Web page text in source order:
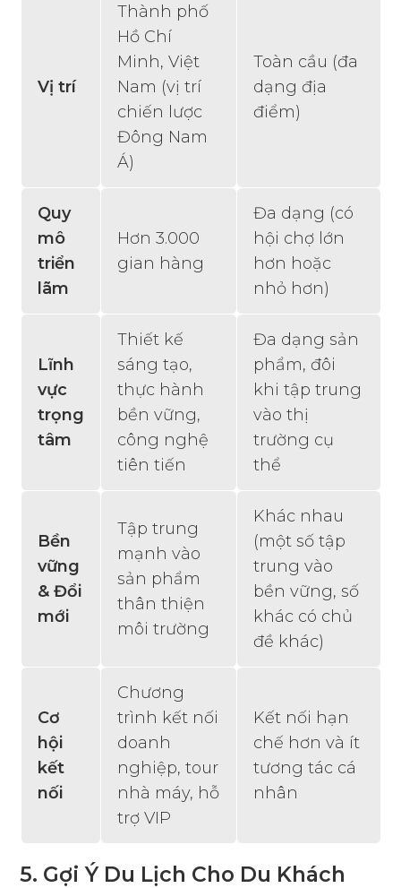
Vị trí
Thành phố
Hồ Chí
Minh, Việt
Nam (vị trí
chiến lược
Đông Nam
Á)
Toàn cầu (đa
dạng địa
điểm)
Quy
mô
triển
lãm
Hơn 3.000
gian hàng
Đa dạng (có
hội chợ lớn
hơn hoặc
nhỏ hơn)
Lĩnh
vực
trọng
tâm
Thiết kế
sáng tạo,
thực hành
bền vững,
công nghệ
tiên tiến
Đa dạng sản
phẩm, đôi
khi tập trung
vào thị
trường cụ
thể
Bền
vững
& Đổi
mới
Tập trung
mạnh vào
sản phẩm
thân thiện
môi trường
Khác nhau
(một số tập
trung vào
bền vững, số
khác có chủ
đề khác)
Cơ
hội
kết
nối
Chương
trình kết nối
doanh
nghiệp, tour
nhà máy, hỗ
trợ VIP
Kết nối hạn
chế hơn và ít
tương tác cá
nhân
5. Gợi Ý Du Lịch Cho Du Khách